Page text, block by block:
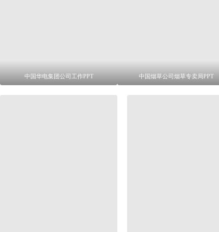
中国华电集团公司工作PPT 中国烟草公司烟草专卖局PPT